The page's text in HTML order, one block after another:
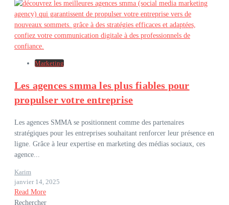
Marketing
Les agences smma les plus fiables pour
propulser votre entreprise
Les agences SMMA se positionnent comme des partenaires
stratégiques pour les entreprises souhaitant renforcer leur présence en
ligne. Grâce à leur expertise en marketing des médias sociaux, ces
agence...
Karim
janvier 14, 2025
Read More
Rechercher